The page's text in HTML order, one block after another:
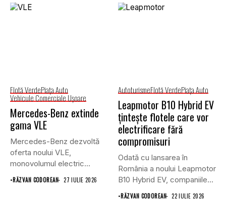
Flotă VerdePiaţa Auto
Vehicule Comerciale Uşoare
Mercedes-Benz extinde
gama VLE
Mercedes-Benz dezvoltă
oferta noului VLE,
monovolumul electric
premium care își propune
•RĂZVAN CODOREAN 27 IULIE 2026
AutoturismeFlotă VerdePiaţa Auto
Leapmotor B10 Hybrid EV
țintește flotele care vor
electrificare fără
compromisuri
Odată cu lansarea în
România a noului Leapmotor
B10 Hybrid EV, companiile...
•RĂZVAN CODOREAN 22 IULIE 2026